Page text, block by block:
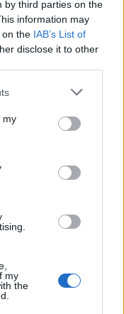
by third parties on the
information may
on the IAB’s List of
disclose it to other
my
my
the